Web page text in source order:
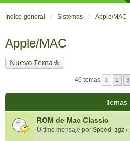
Índice general Sistemas Apple/MAC
Apple/MAC
Nuevo Tema
46 temas 1 2 3
Temas
ROM de Mac Classic
Último mensaje por Speed_zgz «